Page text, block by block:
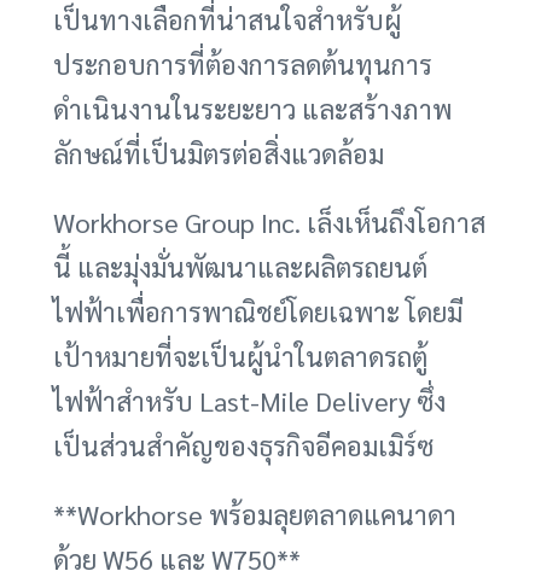
เป็นทางเลือกที่น่าสนใจสำหรับผู้
ประกอบการที่ต้องการลดต้นทุนการ
ดำเนินงานในระยะยาว และสร้างภาพ
ลักษณ์ที่เป็นมิตรต่อสิ่งแวดล้อม
Workhorse Group Inc. เล็งเห็นถึงโอกาส
นี้ และมุ่งมั่นพัฒนาและผลิตรถยนต์
ไฟฟ้าเพื่อการพาณิชย์โดยเฉพาะ โดยมี
เป้าหมายที่จะเป็นผู้นำในตลาดรถตู้
ไฟฟ้าสำหรับ Last-Mile Delivery ซึ่ง
เป็นส่วนสำคัญของธุรกิจอีคอมเมิร์ซ
**Workhorse พร้อมลุยตลาดแคนาดา
ด้วย W56 และ W750**